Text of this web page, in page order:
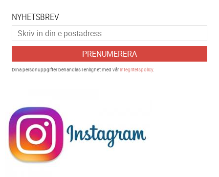
NYHETSBREV
PRENUMERERA
Dina personuppgifter behandlas i enlighet med vårintegritetspolicy.